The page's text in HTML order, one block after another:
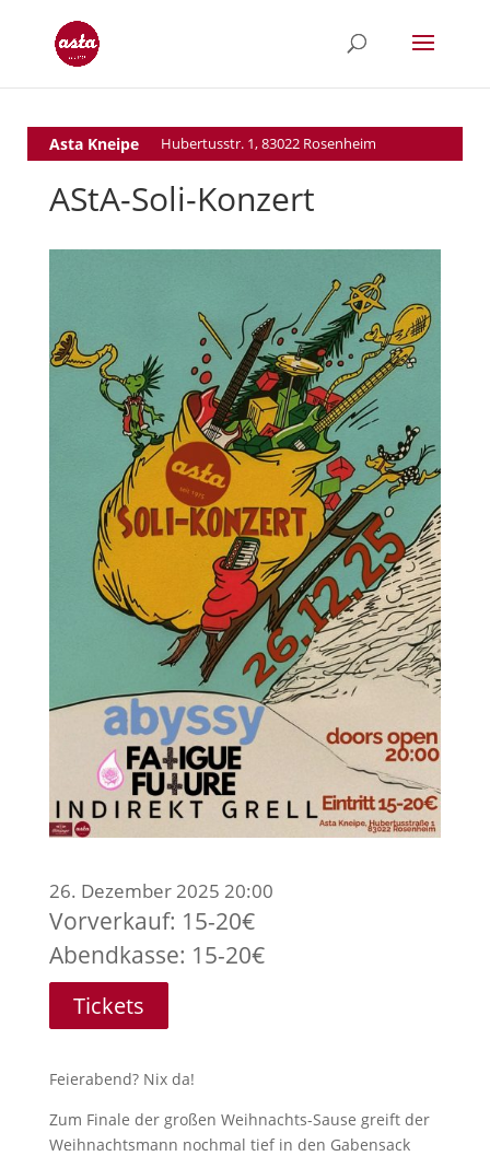
Asta Kneipe Hubertusstr. 1, 83022 Rosenheim
AStA-Soli-Konzert
26. Dezember 2025 20:00
Vorverkauf: 15-20€
Abendkasse: 15-20€
Tickets
Feierabend? Nix da!
Zum Finale der großen Weihnachts-Sause greift der
Weihnachtsmann nochmal tief in den Gabensack